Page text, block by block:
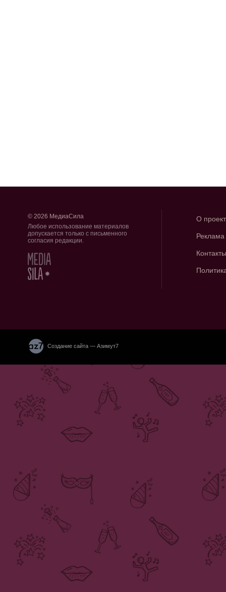
© 2026 МедиаСила
Любое использование материалов
допускается только с письменного
согласия редакции.
О
Реклама
Контакты
Создание сайта — Азимут7